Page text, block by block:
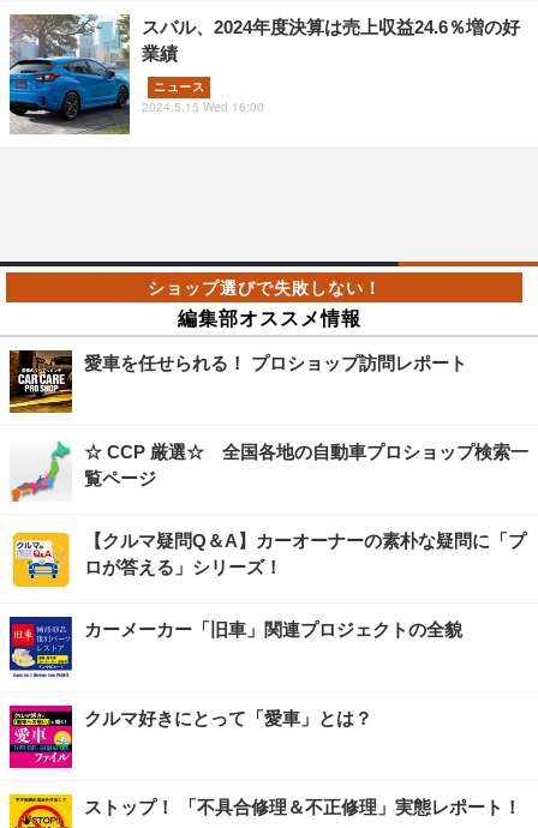
スバル、2024年度決算は売上収益24.6％増の好
業績
ニュース
2024.5.15 Wed 16:00
編集部オススメ情報
愛車を任せられる！ プロショップ訪問レポート
☆ CCP 厳選☆ 全国各地の自動車プロショップ検索一
覧ページ
【クルマ疑問Q＆A】カーオーナーの素朴な疑問に「プ
ロが答える」シリーズ！
カーメーカー「旧車」関連プロジェクトの全貌
クルマ好きにとって「愛車」とは？
ストップ！ 「不具合修理＆不正修理」実態レポート！